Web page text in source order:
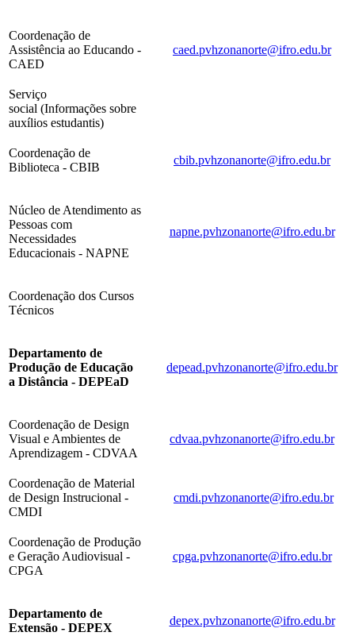
Coordenação de
Assistência ao Educando -
CAED
caed.pvhzonanorte@ifro.edu.br
Serviço
social (Informações sobre
auxílios estudantis)
Coordenação de
Biblioteca - CBIB
cbib.pvhzonanorte@ifro.edu.br
Núcleo de Atendimento as
Pessoas com
Necessidades
Educacionais - NAPNE
napne.pvhzonanorte@ifro.edu.br
Coordenação dos Cursos
Técnicos
Departamento de
Produção de Educação
a Distância - DEPEaD
depead.pvhzonanorte@ifro.edu.br
Coordenação de Design
Visual e Ambientes de
Aprendizagem - CDVAA
cdvaa.pvhzonanorte@ifro.edu.br
Coordenação de Material
de Design Instrucional -
CMDI
cmdi.pvhzonanorte@ifro.edu.br
Coordenação de Produção
e Geração Audiovisual -
CPGA
cpga.pvhzonanorte@ifro.edu.br
Departamento de
Extensão - DEPEX
depex.pvhzonanorte@ifro.edu.br